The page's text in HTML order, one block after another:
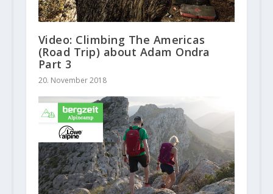
Video: Climbing The Americas
(Road Trip) about Adam Ondra
Part 3
20. November 2018